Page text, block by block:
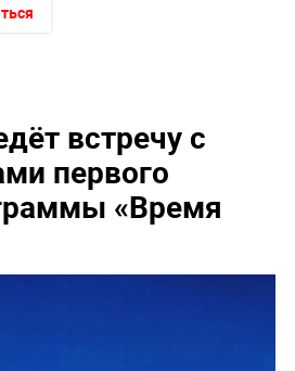
встречу с
первого
«Время